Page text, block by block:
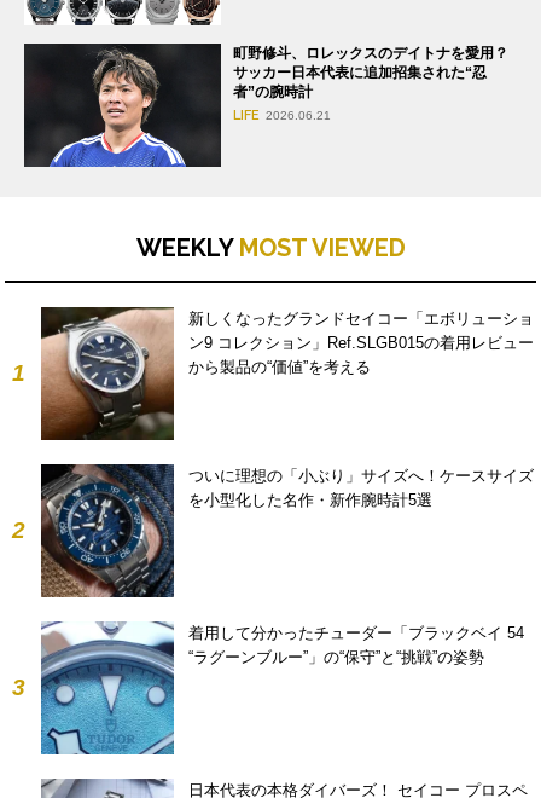
町野修斗、ロレックスのデイトナを愛用？
サッカー日本代表に追加招集された“忍
者”の腕時計
LIFE 2026.06.21
WEEKLY MOST VIEWED
1
新しくなったグランドセイコー「エボリューショ
ン9 コレクション」Ref.SLGB015の着用レビュー
から製品の“価値”を考える
2
ついに理想の「小ぶり」サイズへ！ケースサイズ
を小型化した名作・新作腕時計5選
3
着用して分かったチューダー「ブラックベイ 54
“ラグーンブルー”」の“保守”と“挑戦”の姿勢
日本代表の本格ダイバーズ！ セイコー プロスペ